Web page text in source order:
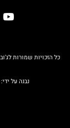
כל הזכויות שמורות
נבנה על ידי: Web complex IT